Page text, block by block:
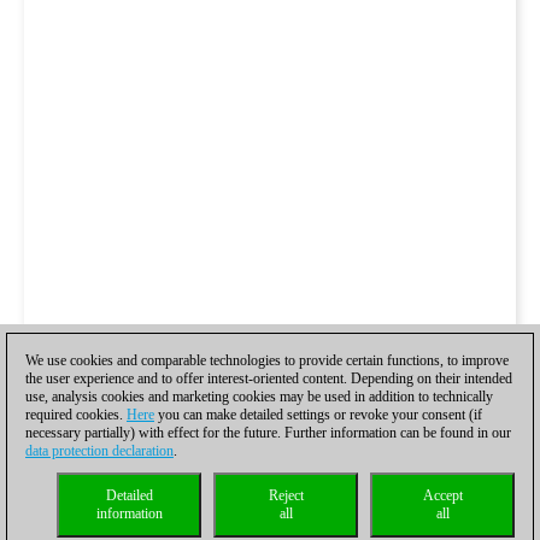
We use cookies and comparable technologies to provide certain functions, to improve
the user experience and to offer interest-oriented content. Depending on their intended
use, analysis cookies and marketing cookies may be used in addition to technically
required cookies. Here you can make detailed settings or revoke your consent (if
necessary partially) with effect for the future. Further information can be found in our
data protection declaration.
Accept
all
Reject
all
Detailed
information